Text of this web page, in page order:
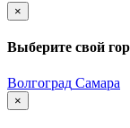
×
Выберите свой
Волгоград Самара
×